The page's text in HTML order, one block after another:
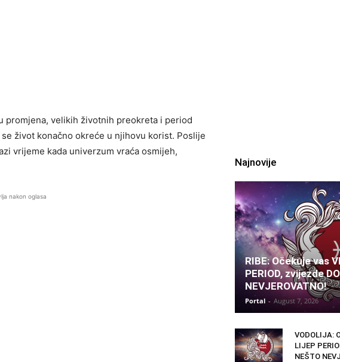
promjena, velikih životnih preokreta i period
život konačno okreće u njihovu korist. Poslije
vrijeme kada univerzum vraća osmijeh,
nakon oglasa
Najnovije
RIBE: Očekuje vas
PERIOD, zvijezde
NEVJEROVATNO!
Portal - August 7, 2026
VODOLIJA:
LIJEP
NEŠTO